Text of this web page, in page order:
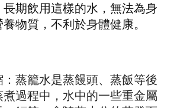
期飲用這樣的水，無法為身
物質，不利於身體健康。
籠水是蒸饅頭、蒸飯等後
過程中，水中的一些重金屬